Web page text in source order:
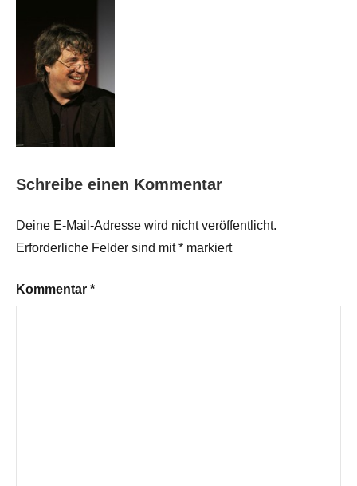
Schreibe einen Kommentar
Deine E-Mail-Adresse wird nicht veröffentlicht.
Erforderliche Felder sind mit* markiert
Kommentar *